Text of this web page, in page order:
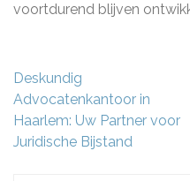
voortdurend blijven
Berichtnavigatie
Deskundig
Advocatenkantoor in
Haarlem: Uw Partner voor
Juridische Bijstand